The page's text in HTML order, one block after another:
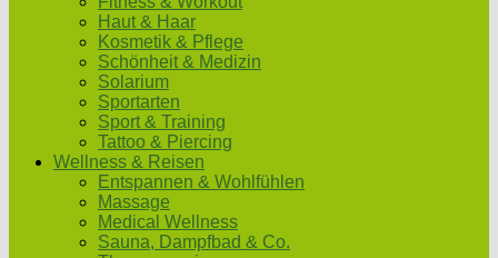
Haut & Haar
Kosmetik & Pflege
Schönheit & Medizin
Solarium
Sportarten
Sport & Training
Tattoo & Piercing
Wellness & Reisen
Entspannen & Wohlfühlen
Massage
Medical Wellness
Sauna, Dampfbad & Co.